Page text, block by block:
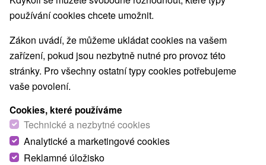
Nejprodávanější
od
1.
používání cookies chcete umožnit.
Zákon uvádí, že můžeme ukládat cookies na vašem
zařízení, pokud jsou nezbytně nutné pro provoz této
stránky. Pro všechny ostatní typy cookies potřebujeme
vaše povolení.
Cookies, které používáme
Technické a nezbytné cookies
Analytické a marketingové cookies
Reklamné úložisko